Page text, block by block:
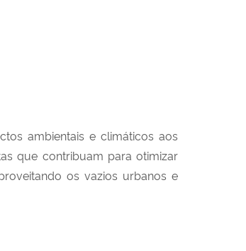
ambientais e climáticos aos
que contribuam para otimizar
os vazios urbanos e